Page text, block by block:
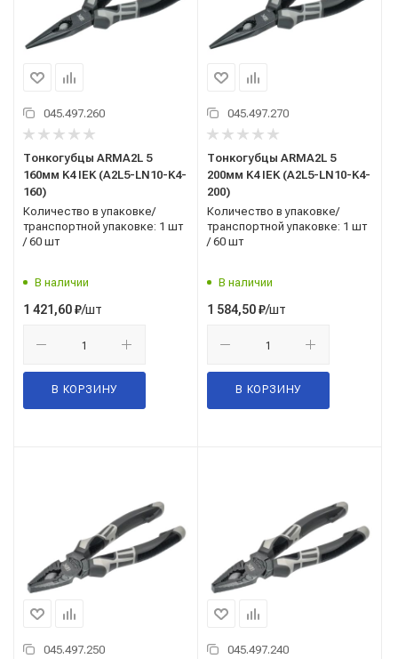
045.497.260
Тонкогубцы ARMA2L 5
160мм K4 IEK (A2L5-LN10-K4-
160)
Количество в упаковке/
транспортной упаковке: 1 шт
/ 60 шт
В наличии
1 421,60₽/шт
В КОРЗИНУ
045.497.270
Тонкогубцы ARMA2L 5
200мм K4 IEK (A2L5-LN10-K4-
200)
Количество в упаковке/
транспортной упаковке: 1 шт
/ 60 шт
В наличии
1 584,50₽/шт
В КОРЗИНУ
045.497.250 045.497.240